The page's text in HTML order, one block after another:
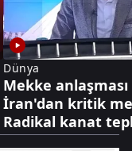
Dünya
Mekke anlaşması
İran'dan kritik
Radikal kanat
diplomasi